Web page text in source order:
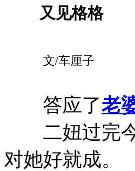
又见格格
文/车厘子
答应了老
二妞过完今
对她好就成。